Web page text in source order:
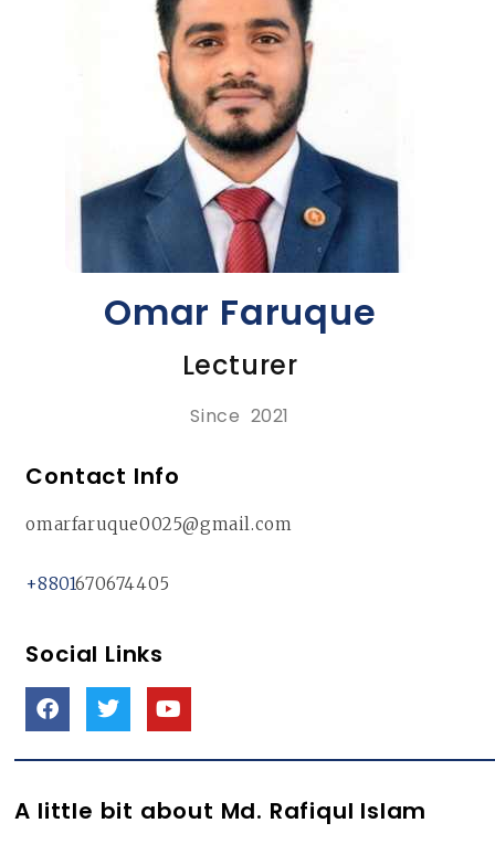
Omar Faruque
Lecturer
Since 2021
Contact Info
omarfaruque0025@gmail.com
+8801670674405
Social Links
A little bit about Md. Rafiqul Islam